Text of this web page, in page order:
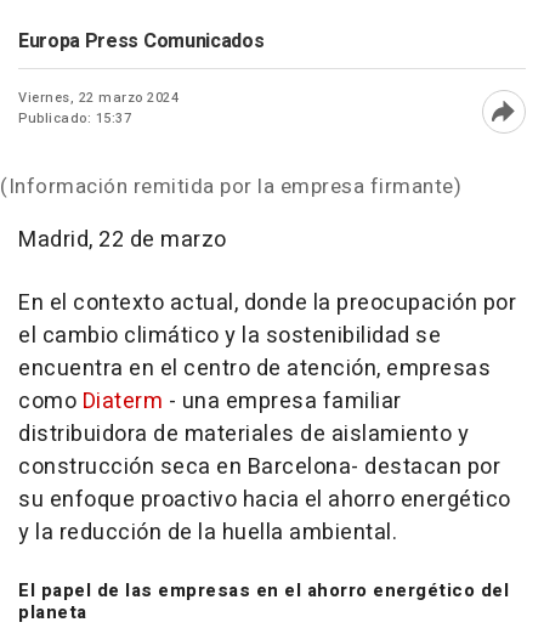
Europa Press Comunicados
Viernes, 22 marzo 2024
Publicado: 15:37
(Información remitida por la empresa firmante)
Madrid, 22 de marzo
En el contexto actual, donde la preocupación por
el cambio climático y la sostenibilidad se
encuentra en el centro de atención, empresas
como Diaterm - una empresa familiar
distribuidora de materiales de aislamiento y
construcción seca en Barcelona- destacan por
su enfoque proactivo hacia el ahorro energético
y la reducción de la huella ambiental.
El papel de las empresas en el ahorro energético del
planeta